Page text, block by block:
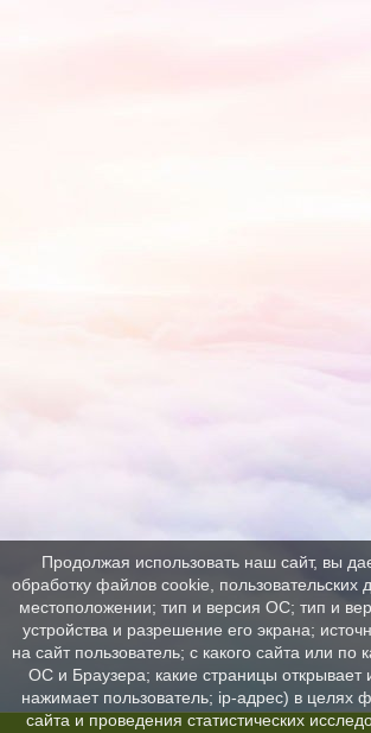
Продолжая использовать наш сайт, вы
обработку файлов cookie, пользовательских
местоположении; тип и версия ОС; тип и
устройства и разрешение его экрана;
на сайт пользователь; с какого сайта или по
ОС и Браузера; какие страницы открывает
нажимает пользователь; ip-адрес) в целях
сайта и проведения статистических